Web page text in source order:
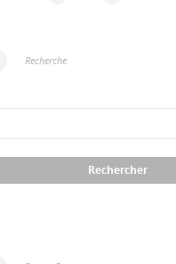
Recherche